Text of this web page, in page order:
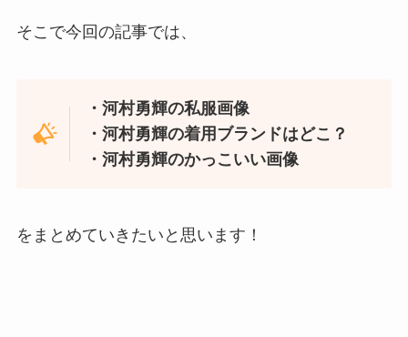
そこで今回の記事では、
・河村勇輝の私服画像
・河村勇輝の着用ブランドはどこ？
・河村勇輝のかっこいい画像
をまとめていきたいと思います！